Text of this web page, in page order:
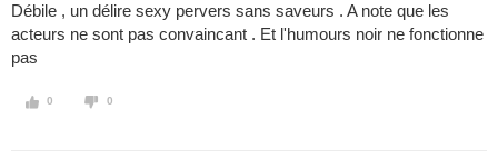
Débile , un délire sexy pervers sans saveurs . A note que les
acteurs ne sont pas convaincant . Et l'humours noir ne fonctionne
pas
0 0